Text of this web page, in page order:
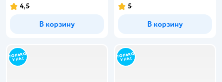
4,5
В корзину
5
В корзину